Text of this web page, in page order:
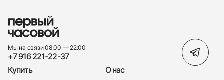
Мы на связи 08:00 — 22:00
+7 916 221-22-37
Купить
О нас